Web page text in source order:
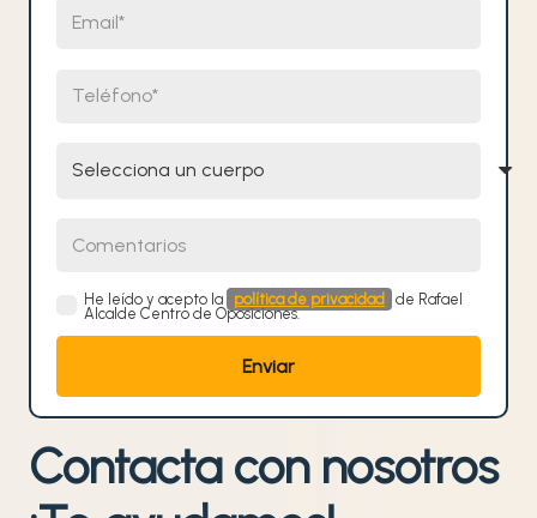
He leído y acepto la política de privacidad
de Rafael
Alcalde Centro de Oposiciones.
Contacta con nosotros